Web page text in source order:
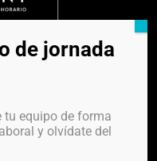
de jornada
tu equipo de forma
y olvídate del